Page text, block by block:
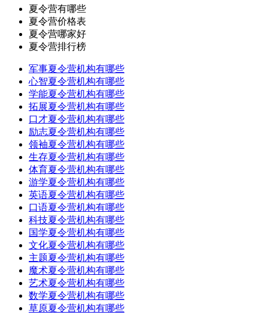
夏令营有哪些
夏令营价格表
夏令营哪家好
夏令营排行榜
军事夏令营机构有哪些
心智夏令营机构有哪些
学能夏令营机构有哪些
拓展夏令营机构有哪些
口才夏令营机构有哪些
励志夏令营机构有哪些
领袖夏令营机构有哪些
生存夏令营机构有哪些
体育夏令营机构有哪些
游学夏令营机构有哪些
英语夏令营机构有哪些
口语夏令营机构有哪些
科技夏令营机构有哪些
国学夏令营机构有哪些
文化夏令营机构有哪些
主题夏令营机构有哪些
魔术夏令营机构有哪些
艺术夏令营机构有哪些
数学夏令营机构有哪些
草原夏令营机构有哪些